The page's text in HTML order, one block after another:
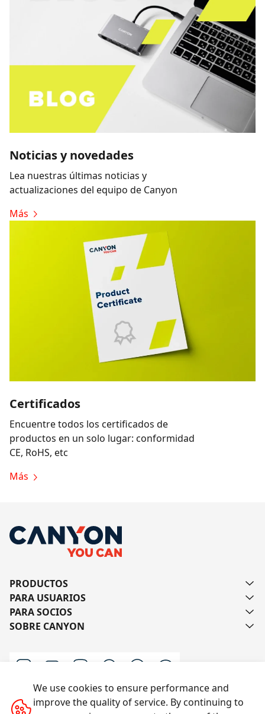
Noticias y novedades
Lea nuestras últimas noticias y
actualizaciones del equipo de Canyon
Más
Certificados
Encuentre todos los certificados de
productos en un solo lugar: conformidad
CE, RoHS, etc
Más
PRODUCTOS
PARA USUARIOS
PARA SOCIOS
SOBRE CANYON
We use cookies to ensure performance and
improve the quality of service. By continuing to